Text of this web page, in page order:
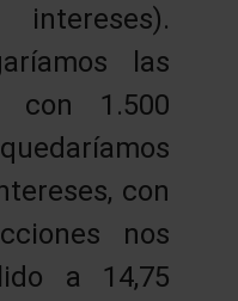
las
con 1.500
con
nos
a 14,75